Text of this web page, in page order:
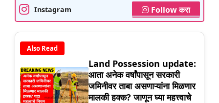
Instagram Follow करा
Also Read
Land Possession update:
आता अनेक वर्षांपासून सरकारी
जमिनीवर ताबा असणाऱ्यांना मिळणार
मालकी हक्क? जाणून घ्या महत्त्वाचे